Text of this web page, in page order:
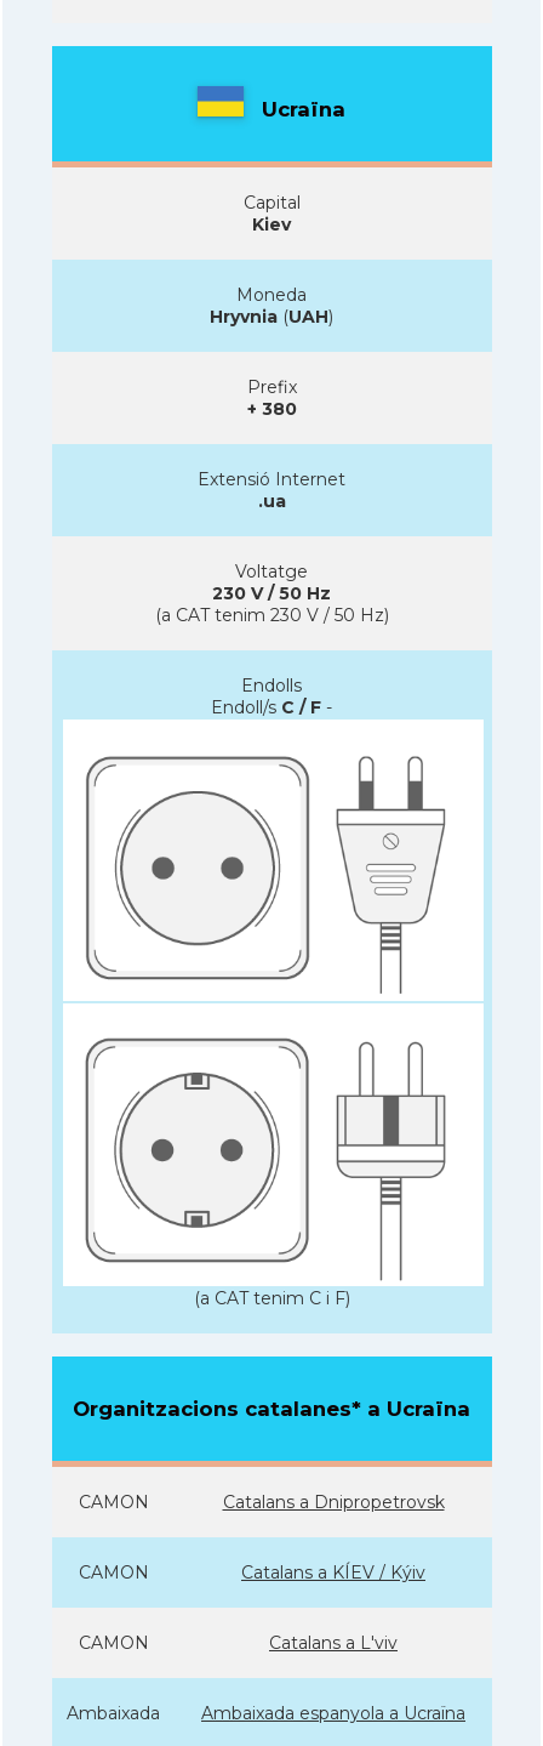
Ucraïna
Capital
Kiev
Moneda
Hryvnia (UAH)
Prefix
+ 380
Extensió Internet
.ua
Voltatge
230 V / 50 Hz
(a CAT tenim 230 V / 50 Hz)
Endolls
Endoll/s C / F -
(a CAT tenim C i F)
Organitzacions catalanes* a Ucraïna
CAMON Catalans a Dnipropetrovsk
CAMON Catalans a KÍEV / Kýiv
CAMON Catalans a L'viv
Ambaixada Ambaixada espanyola a Ucraïna